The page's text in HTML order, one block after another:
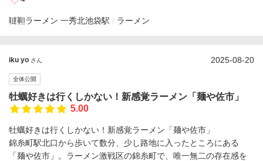
韃靼ラーメン 一秀北池袋駅 ラーメン
iku yo さん 2025-08-20
全体公開
牡蠣好きは行くしかない！新感覚ラーメン「麺や佐市」
5.00
牡蠣好きは行くしかない！新感覚ラーメン「麺や佐市」
錦糸町駅北口から歩いて数分、少し路地に入ったところにある
「麺や佐市」。ラーメン激戦区の錦糸町で、唯一無二の存在感を